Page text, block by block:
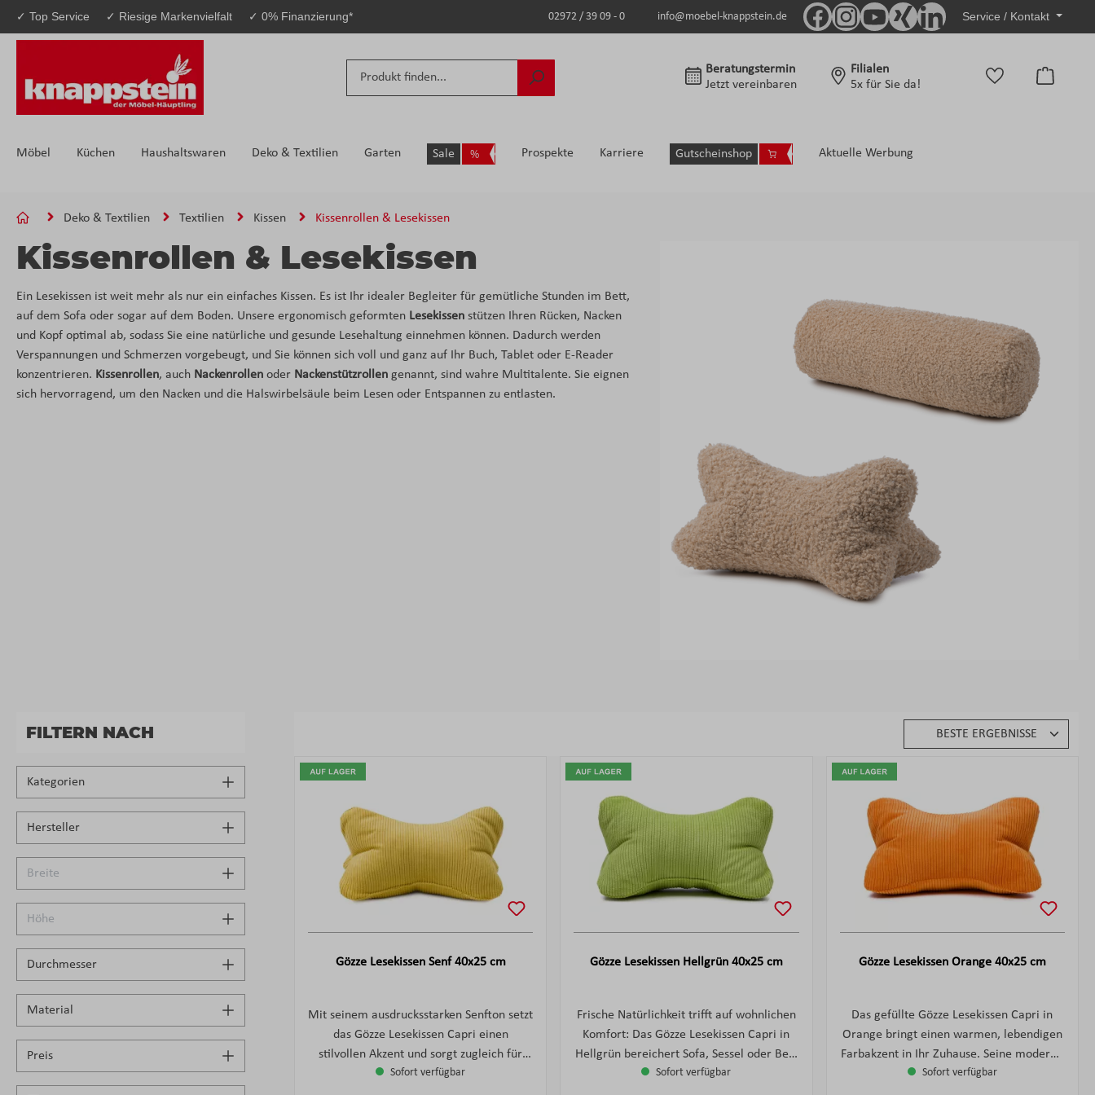
Hauptinhalt springen
Zur Suche springen
Zur Hauptnavigation springen
✓ Top Service ✓ Riesige Markenvielfalt ✓ 0% Finanzierung* 02972 / 39 09 - 0 info@moebel-knappstein.de Service / Kontakt
Beratungstermin
Jetzt vereinbaren
Filialen
5x für Sie da!
Möbel Küchen Haushaltswaren Deko & Textilien Garten Sale Prospekte Karriere Gutscheinshop Aktuelle Werbung
Deko & Textilien Textilien Kissen Kissenrollen & Lesekissen
Kissenrollen & Lesekissen
Ein Lesekissen ist weit mehr als nur ein einfaches Kissen. Es ist Ihr idealer Begleiter für gemütliche Stunden im Bett,
auf dem Sofa oder sogar auf dem Boden. Unsere ergonomisch geformten Lesekissen stützen Ihren Rücken, Nacken
und Kopf optimal ab, sodass Sie eine natürliche und gesunde Lesehaltung einnehmen können. Dadurch werden
Verspannungen und Schmerzen vorgebeugt, und Sie können sich voll und ganz auf Ihr Buch, Tablet oder E-Reader
konzentrieren. Kissenrollen, auch Nackenrollen oder Nackenstützrollen genannt, sind wahre Multitalente. Sie eignen
sich hervorragend, um den Nacken und die Halswirbelsäule beim Lesen oder Entspannen zu entlasten.
FILTERN NACH
Kategorien
Hersteller
Breite
Höhe
Durchmesser
Material
Preis
Gözze Lesekissen Senf 40x25 cm
Mit seinem ausdrucksstarken Senfton setzt
das Gözze Lesekissen Capri einen
stilvollen Akzent und sorgt zugleich für
mehr Behaglichkeit. Die samtig
Sofort verfügbar
Gözze Lesekissen Hellgrün 40x25 cm
Frische Natürlichkeit trifft auf wohnlichen
Komfort: Das Gözze Lesekissen Capri in
Hellgrün bereichert Sofa, Sessel oder Bett
mit einem freundlichen Farbtupfer. Die
Sofort verfügbar
Gözze Lesekissen Orange 40x25 cm
Das gefüllte Gözze Lesekissen Capri in
Orange bringt einen warmen, lebendigen
Farbakzent in Ihr Zuhause. Seine moderne
Feincord-Oberfläche fühlt sich angenehm
Sofort verfügbar